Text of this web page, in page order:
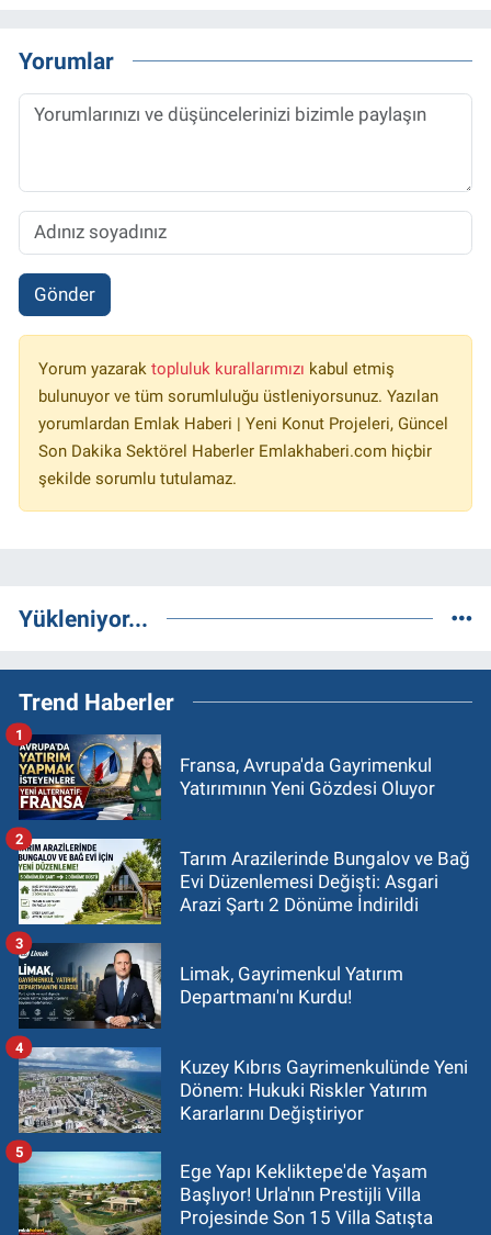
Yorumlar
Gönder
Yorum yazarak topluluk kurallarımızı kabul etmiş
bulunuyor ve tüm sorumluluğu üstleniyorsunuz. Yazılan
yorumlardan Emlak Haberi | Yeni Konut Projeleri, Güncel
Son Dakika Sektörel Haberler Emlakhaberi.com hiçbir
şekilde sorumlu tutulamaz.
Yükleniyor...
Trend Haberler
Fransa, Avrupa'da Gayrimenkul
Yatırımının Yeni Gözdesi Oluyor
1
Tarım Arazilerinde Bungalov ve Bağ
Evi Düzenlemesi Değişti: Asgari
Arazi Şartı 2 Dönüme İndirildi
2
Limak, Gayrimenkul Yatırım
Departmanı'nı Kurdu!
3
Kuzey Kıbrıs Gayrimenkulünde Yeni
Dönem: Hukuki Riskler Yatırım
Kararlarını Değiştiriyor
4
Ege Yapı Kekliktepe'de Yaşam
Başlıyor! Urla'nın Prestijli Villa
Projesinde Son 15 Villa Satışta
5